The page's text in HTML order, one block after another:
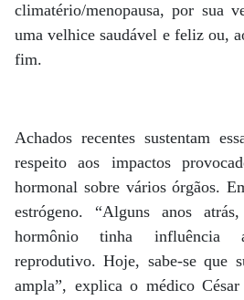
climatério/menopausa, por sua
uma velhice saudável e feliz ou,
fim.
Achados recentes sustentam
respeito aos impactos
hormonal sobre vários órgãos.
estrógeno. “Alguns anos
hormônio tinha influência
reprodutivo. Hoje, sabe-se que
ampla”, explica o médico César